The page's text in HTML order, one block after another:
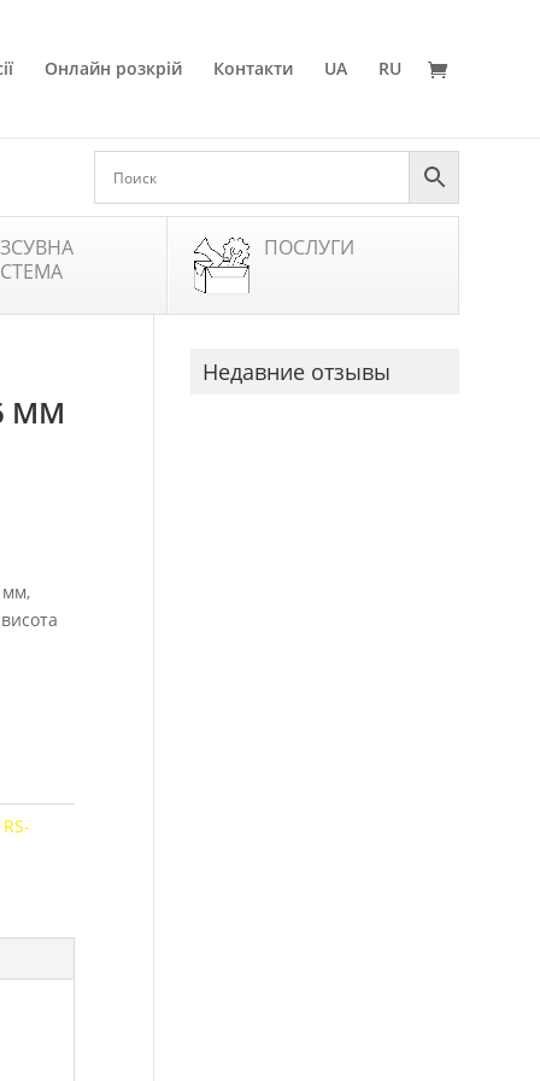
Онлайн розкрій Контакти UA RU
ПОСЛУГИ
ММ
мм,
RS-
Недавние отзывы